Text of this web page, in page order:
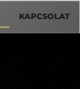
KAPCSOLAT